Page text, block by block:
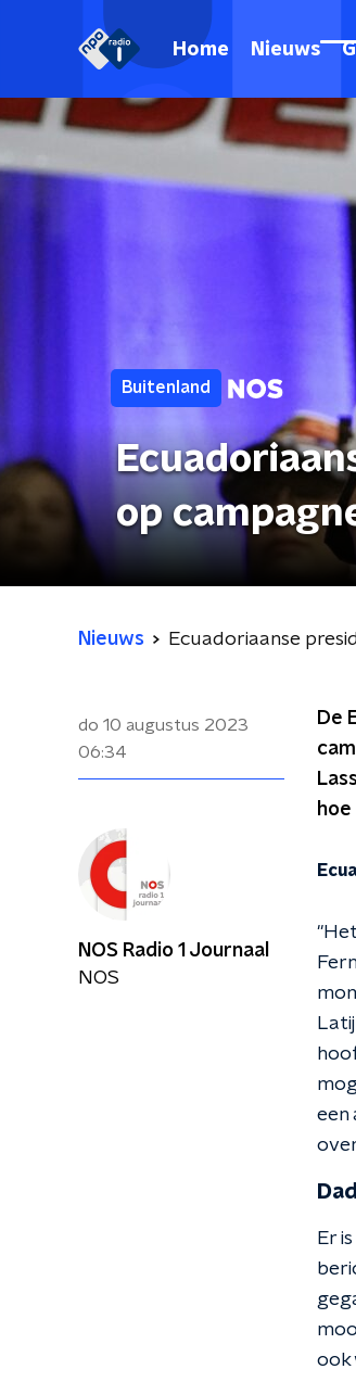
Home Nieuws
Buitenland
op
Nieuws Ecuadoriaanse
do 10 augustus 2023
06:34
De
een
Er
ook
NOS Radio 1 Journaal
NOS